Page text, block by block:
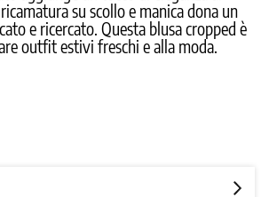
su scollo e manica dona un
e ricercato. Questa blusa cropped è
outfit estivi freschi e alla moda.